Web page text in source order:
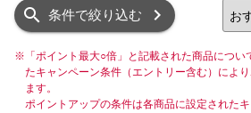
条件で絞り込む
※ 「ポイント最大○倍」と記載された商品につ
たキャンペーン条件（エントリー含む）によ
ます。
ポイントアップの条件は各商品に設定された